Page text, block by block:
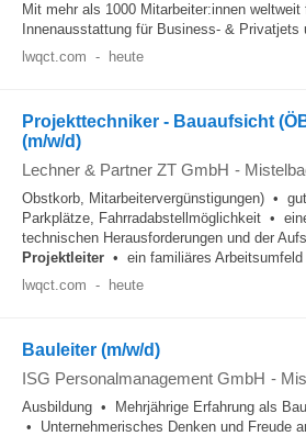
Mit mehr als 1000 Mitarbeiter:innen
Innenausstattung für Business- & Privatjets
lwqct.com - heute
Projekttechniker - Bauaufsicht
(m/w/d)
Lechner & Partner ZT GmbH -
Obstkorb, Mitarbeitervergünstigungen) •
Parkplätze, Fahrradabstellmöglichkeit •
technischen Herausforderungen und der
Projektleiter • ein familiäres
lwqct.com - heute
Bauleiter (m/w/d)
ISG Personalmanagement GmbH -
Ausbildung • Mehrjährige Erfahrung als
• Unternehmerisches Denken und Freude